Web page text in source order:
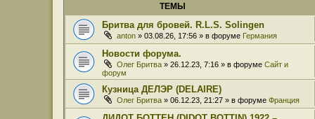
ТЕМЫ
Бритва для бровей. R.L.S. Solingen
anton » 03.08.26, 17:56 » в форуме Германия
Новости форума.
Олег Бритва » 26.12.23, 7:16 » в форуме Сайт и
форум
Кузница ДЕЛЭР (DELAIRE)
Олег Бритва » 06.12.23, 21:27 » в форуме Франция